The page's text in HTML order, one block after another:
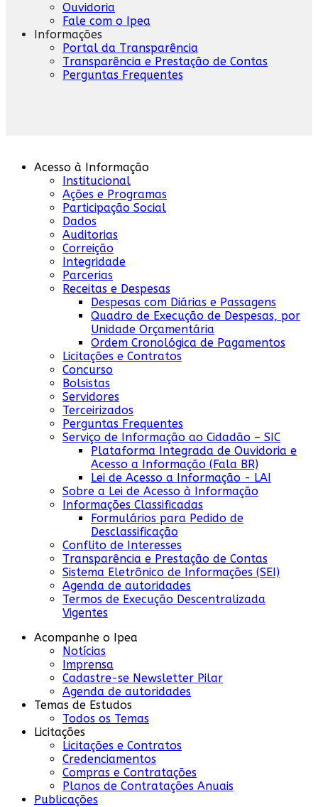
Ouvidoria
Fale com o Ipea
Informações
Portal da Transparência
Transparência e Prestação de Contas
Perguntas Frequentes
Acesso à Informação
Institucional
Ações e Programas
Participação Social
Dados
Auditorias
Correição
Integridade
Parcerias
Receitas e Despesas
Despesas com Diárias e Passagens
Quadro de Execução de Despesas, por
Unidade Orçamentária
Ordem Cronológica de Pagamentos
Licitações e Contratos
Concurso
Bolsistas
Servidores
Terceirizados
Perguntas Frequentes
Serviço de Informação ao Cidadão – SIC
Plataforma Integrada de Ouvidoria e
Acesso a Informação (Fala BR)
Lei de Acesso a Informação - LAI
Sobre a Lei de Acesso à Informação
Informações Classificadas
Formulários para Pedido de
Desclassificação
Conflito de Interesses
Transparência e Prestação de Contas
Sistema Eletrônico de Informações (SEI)
Agenda de autoridades
Termos de Execução Descentralizada
Vigentes
Acompanhe o Ipea
Notícias
Imprensa
Cadastre-se Newsletter Pilar
Agenda de autoridades
Temas de Estudos
Todos os Temas
Licitações
Licitações e Contratos
Credenciamentos
Compras e Contratações
Planos de Contratações Anuais
Publicações